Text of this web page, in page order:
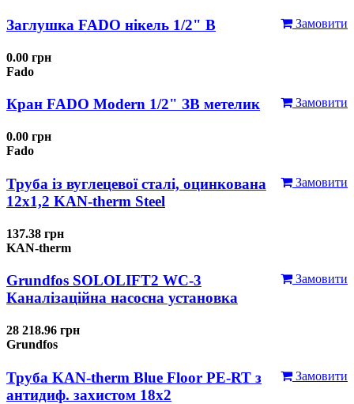
Замовити
Заглушка FADO нікель 1/2" В
0.00 грн
Fado
Замовити
Кран FADO Modern 1/2" ЗВ метелик
0.00 грн
Fado
Замовити
Труба із вуглецевої сталі, оцинкована
12x1,2 KAN-therm Steel
137.38 грн
KAN-therm
Замовити
Grundfos SOLOLIFT2 WC-3
Каналізаційна насосна установка
28 218.96 грн
Grundfos
Замовити
Труба KAN-therm Blue Floor PE-RT з
антидиф. захистом 18х2